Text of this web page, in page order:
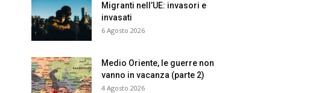
Migranti nell’UE: invasori e
invasati
6 Agosto 2026
Medio Oriente, le guerre non
vanno in vacanza (parte 2)
4 Agosto 2026